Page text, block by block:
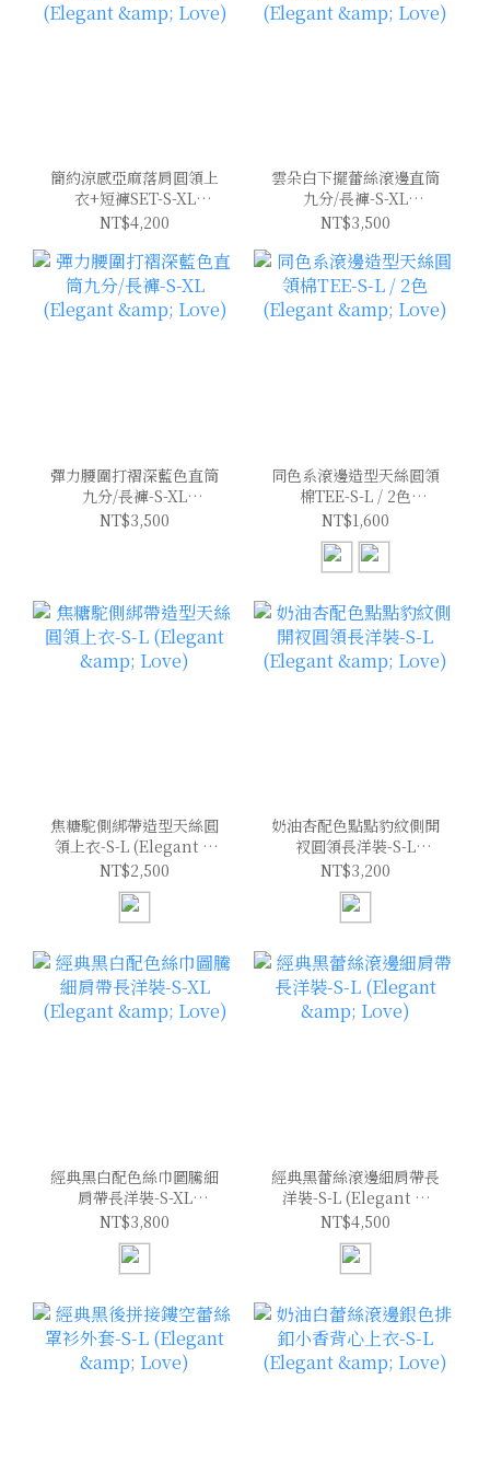
簡約涼感亞麻落肩圓領上
衣+短褲SET-S-XL
(Elegant & Love)
NT$4,200
雲朵白下擺蕾絲滾邊直筒
九分/長褲-S-XL
(Elegant & Love)
NT$3,500
彈力腰圍打褶深藍色直筒
九分/長褲-S-XL
(Elegant & Love)
NT$3,500
同色系滾邊造型天絲圓領
棉TEE-S-L / 2色
(Elegant & Love)
NT$1,600
焦糖駝側綁帶造型天絲圓
領上衣-S-L (Elegant &
Love)
NT$2,500
奶油杏配色點點豹紋側開
衩圓領長洋裝-S-L
(Elegant & Love)
NT$3,200
經典黑白配色絲巾圖騰細
肩帶長洋裝-S-XL
(Elegant & Love)
NT$3,800
經典黑蕾絲滾邊細肩帶長
洋裝-S-L (Elegant &
Love)
NT$4,500